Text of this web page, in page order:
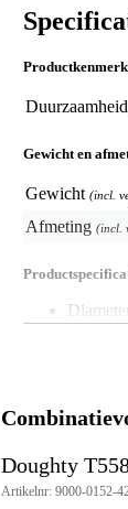
Gewicht en
Gewicht (incl.
Afmeting (incl.
Doughty
Artikelnr: 9000-0152-